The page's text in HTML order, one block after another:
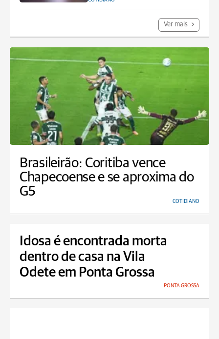
Ver mais
Brasileirão: Coritiba vence
Chapecoense e se aproxima do
G5
COTIDIANO
Idosa é encontrada morta
dentro de casa na Vila
Odete em Ponta Grossa
PONTA GROSSA